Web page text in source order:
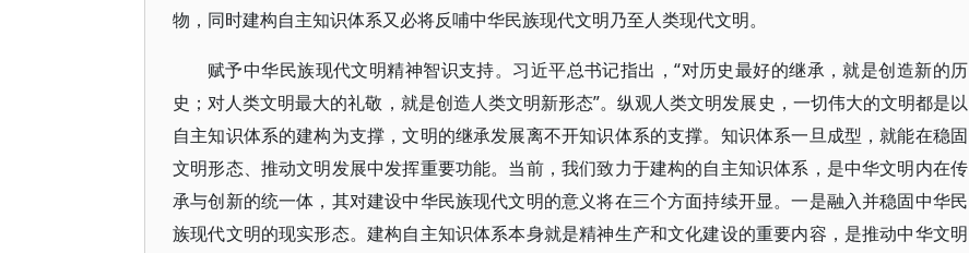
物，同时建构自主知识体系又必将反哺中华民族现代文明乃至人类现代文明。
赋予中华民族现代文明精神智识支持。习近平总书记指出，“对历史最好的继承，就是创造新的历
史；对人类文明最大的礼敬，就是创造人类文明新形态”。纵观人类文明发展史，一切伟大的文明都是以
自主知识体系的建构为支撑，文明的继承发展离不开知识体系的支撑。知识体系一旦成型，就能在稳固
文明形态、推动文明发展中发挥重要功能。当前，我们致力于建构的自主知识体系，是中华文明内在传
承与创新的统一体，其对建设中华民族现代文明的意义将在三个方面持续开显。一是融入并稳固中华民
族现代文明的现实形态。建构自主知识体系本身就是精神生产和文化建设的重要内容，是推动中华文明